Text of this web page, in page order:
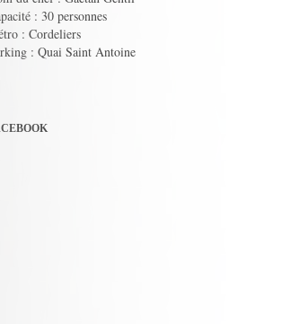
: 30 personnes
: Cordeliers
: Quai Saint Antoine